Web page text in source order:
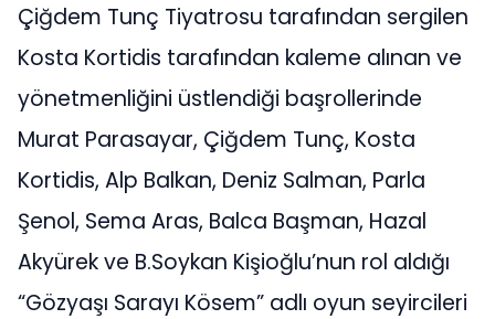
Çiğdem Tunç Tiyatrosu tarafından sergilen
Kosta Kortidis tarafından kaleme alınan ve
yönetmenliğini üstlendiği başrollerinde
Murat Parasayar, Çiğdem Tunç, Kosta
Kortidis, Alp Balkan, Deniz Salman, Parla
Şenol, Sema Aras, Balca Başman, Hazal
Akyürek ve B.Soykan Kişioğlu’nun rol aldığı
“Gözyaşı Sarayı Kösem” adlı oyun seyircileri